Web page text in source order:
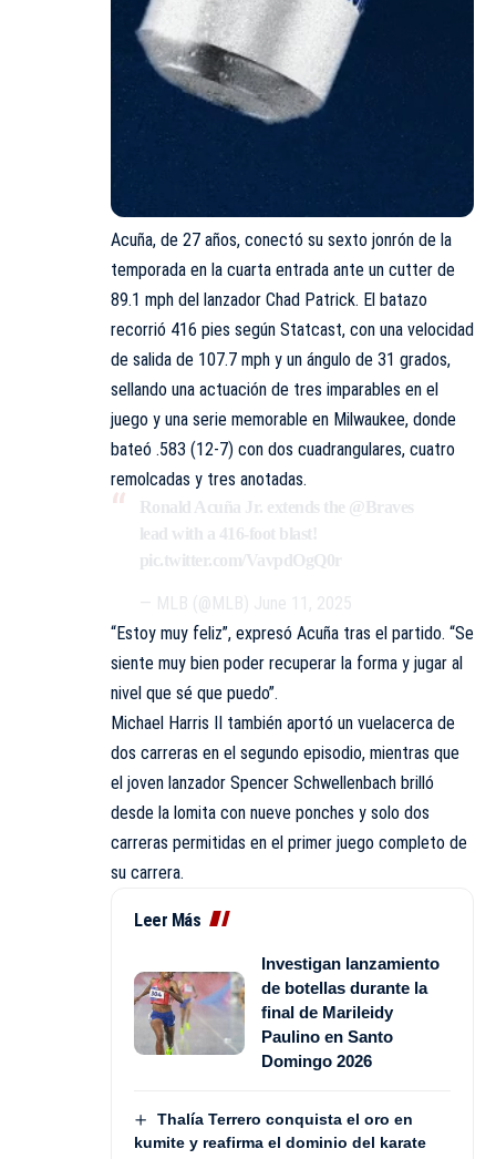
Acuña, de 27 años, conectó su sexto jonrón de la
temporada en la cuarta entrada ante un cutter de
89.1 mph del lanzador Chad Patrick. El batazo
recorrió 416 pies según Statcast, con una velocidad
de salida de 107.7 mph y un ángulo de 31 grados,
sellando una actuación de tres imparables en el
juego y una serie memorable en Milwaukee, donde
bateó .583 (12-7) con dos cuadrangulares, cuatro
remolcadas y tres anotadas.
Ronald Acuña Jr. extends the @Braves
lead with a 416-foot blast!
pic.twitter.com/VavpdOgQ0r
— MLB (@MLB) June 11, 2025
“Estoy muy feliz”, expresó Acuña tras el partido. “Se
siente muy bien poder recuperar la forma y jugar al
nivel que sé que puedo”.
Michael Harris II también aportó un vuelacerca de
dos carreras en el segundo episodio, mientras que
el joven lanzador Spencer Schwellenbach brilló
desde la lomita con nueve ponches y solo dos
carreras permitidas en el primer juego completo de
su carrera.
Leer Más
Investigan lanzamiento
de botellas durante la
final de Marileidy
Paulino en Santo
Domingo 2026
Thalía Terrero conquista el oro en
kumite y reafirma el dominio del karate